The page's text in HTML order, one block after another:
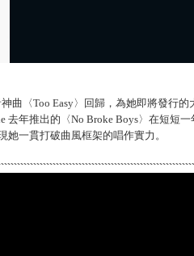
曲〈Too Easy〉回歸，為她即將發行
去年推出的〈No Broke Boys〉在短短
她一貫打破曲風框架的唱作實力。